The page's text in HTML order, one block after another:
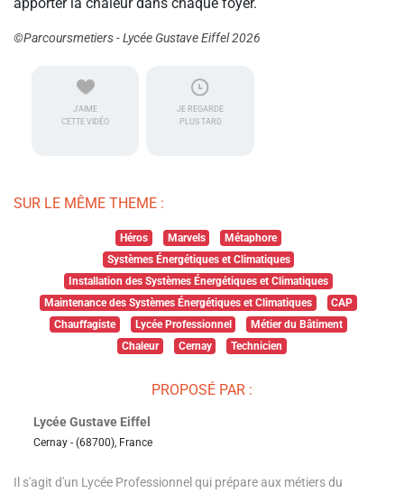
©Parcoursmetiers - Lycée Gustave Eiffel 2026
J'AIME
CETTE VIDÉO
JE REGARDE
PLUS TARD
SUR LE MÊME THEME :
Héros Marvels
Métaphore
Systèmes Énergétiques et Climatiques
Installation des Systèmes Énergétiques et Climatiques
Maintenance des Systèmes Énergétiques et Climatiques
CAP
Chauffagiste
Lycée Professionnel
Métier du Bâtiment
Chaleur
Cernay Technicien
PROPOSÉ PAR :
Lycée Gustave Eiffel
Cernay - (68700), France
Il s'agit d'un Lycée Professionnel qui prépare aux métiers du